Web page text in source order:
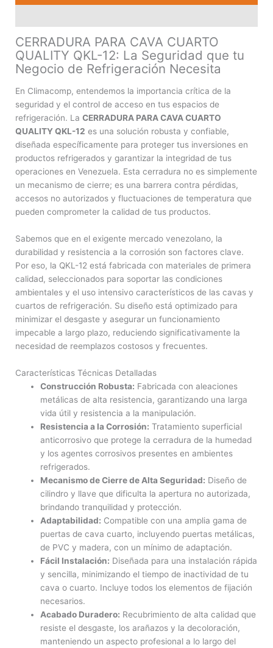
CERRADURA PARA CAVA CUARTO
QUALITY QKL-12: La Seguridad que tu
Negocio de Refrigeración Necesita
En Climacomp, entendemos la importancia crítica de la
seguridad y el control de acceso en tus espacios de
refrigeración. La CERRADURA PARA CAVA CUARTO
QUALITY QKL-12 es una solución robusta y confiable,
diseñada específicamente para proteger tus inversiones en
productos refrigerados y garantizar la integridad de tus
operaciones en Venezuela. Esta cerradura no es simplemente
un mecanismo de cierre; es una barrera contra pérdidas,
accesos no autorizados y fluctuaciones de temperatura que
pueden comprometer la calidad de tus productos.
Sabemos que en el exigente mercado venezolano, la
durabilidad y resistencia a la corrosión son factores clave.
Por eso, la QKL-12 está fabricada con materiales de primera
calidad, seleccionados para soportar las condiciones
ambientales y el uso intensivo característicos de las cavas y
cuartos de refrigeración. Su diseño está optimizado para
minimizar el desgaste y asegurar un funcionamiento
impecable a largo plazo, reduciendo significativamente la
necesidad de reemplazos costosos y frecuentes.
Características Técnicas Detalladas
Construcción Robusta: Fabricada con aleaciones
metálicas de alta resistencia, garantizando una larga
vida útil y resistencia a la manipulación.
Resistencia a la Corrosión: Tratamiento superficial
anticorrosivo que protege la cerradura de la humedad
y los agentes corrosivos presentes en ambientes
refrigerados.
Mecanismo de Cierre de Alta Seguridad: Diseño de
cilindro y llave que dificulta la apertura no autorizada,
brindando tranquilidad y protección.
Adaptabilidad: Compatible con una amplia gama de
puertas de cava cuarto, incluyendo puertas metálicas,
de PVC y madera, con un mínimo de adaptación.
Fácil Instalación: Diseñada para una instalación rápida
y sencilla, minimizando el tiempo de inactividad de tu
cava o cuarto. Incluye todos los elementos de fijación
necesarios.
Acabado Duradero: Recubrimiento de alta calidad que
resiste el desgaste, los arañazos y la decoloración,
manteniendo un aspecto profesional a lo largo del